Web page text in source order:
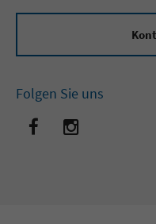
Folgen Sie uns